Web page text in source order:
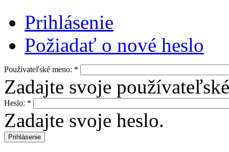
Prihlásenie
Požiadať o nové heslo
Používateľské meno: *
Zadajte svoje
Heslo: *
Zadajte svoje heslo.